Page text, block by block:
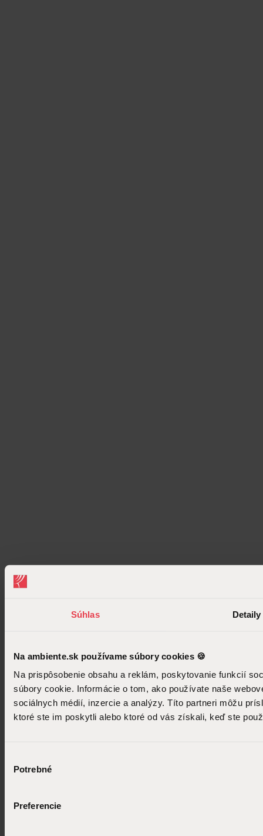
Súhlas Detaily
Na ambiente.sk používame súbory cookies 🍪
Na prispôsobenie obsahu a reklám, poskytovanie funkcií
súbory cookie. Informácie o tom, ako používate naše
sociálnych médií, inzercie a analýzy. Títo partneri môžu
ktoré ste im poskytli alebo ktoré od vás získali, keď ste
súhlasu
Potrebné
Preferencie
E-shop
V e-shope nájdete dekorácie a produkty z nášho showroomu.